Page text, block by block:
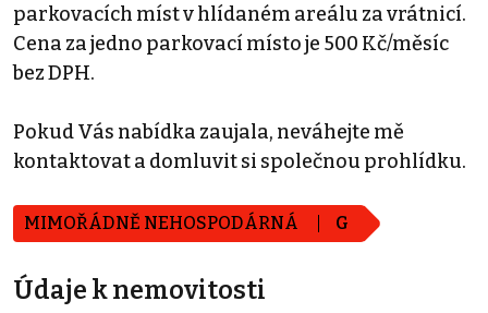
parkovacích míst v hlídaném areálu za vrátnicí.
Cena za jedno parkovací místo je 500 Kč/měsíc
bez DPH.
Pokud Vás nabídka zaujala, neváhejte mě
kontaktovat a domluvit si společnou prohlídku.
MIMOŘÁDNĚ NEHOSPODÁRNÁ G
Údaje k nemovitosti